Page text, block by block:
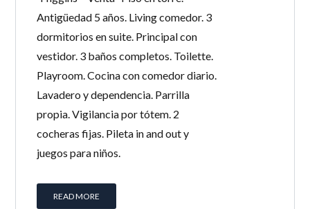
Antigüedad 5 años. Living comedor. 3
dormitorios en suite. Principal con
vestidor. 3 baños completos. Toilette.
Playroom. Cocina con comedor diario.
Lavadero y dependencia. Parrilla
propia. Vigilancia por tótem. 2
cocheras fijas. Pileta in and out y
juegos para niños.
READ MORE